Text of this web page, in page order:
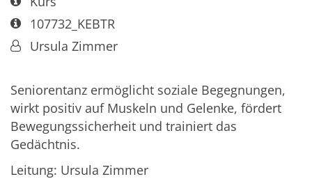
Art bzw. Nummer:
107732_KEBTR
Von:Ursula Zimmer
Seniorentanz ermöglicht soziale Begegnungen,
wirkt positiv auf Muskeln und Gelenke, fördert
Bewegungssicherheit und trainiert das
Gedächtnis.
Leitung: Ursula Zimmer